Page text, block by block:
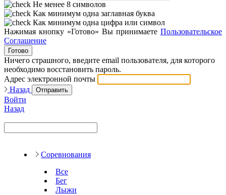
Не менее 8 символов
Как минимум одна заглавная буква
Как минимум одна цифра или символ
Нажимая кнопку «Готово» Вы принимаете Пользовательское
Соглашение
Готово
Ничего страшного, введите email пользователя, для которого
необходимо восстановить пароль.
Адрес электронной почты
Назад
Отправить
Войти
Назад
Соревнования
Все
Бег
Лыжи